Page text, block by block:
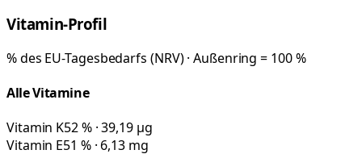
Vitamin-Profil
% des EU-Tagesbedarfs (NRV) · Außenring = 100 %
Alle Vitamine
Vitamin K52 % · 39,19 µg
Vitamin E51 % · 6,13 mg